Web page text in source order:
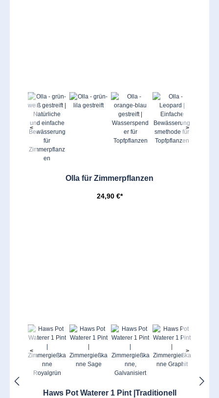
< >
Olla für Zimmerpflanzen
24,90 €*
< >
Haws Pot Waterer 1 Pint |Traditionell